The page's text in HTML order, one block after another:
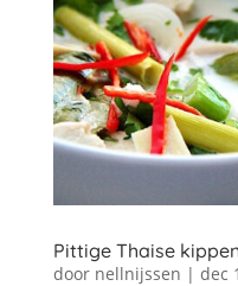
Pittige Thaise
door nellnijssen | dec